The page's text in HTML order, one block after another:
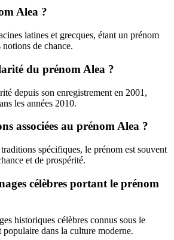
Alea ?
latines et grecques, étant un prénom
de chance.
du prénom Alea ?
depuis son enregistrement en 2001,
les années 2010.
associées au prénom Alea ?
spécifiques, le prénom est souvent
et de prospérité.
célèbres portant le prénom
historiques célèbres connus sous le
dans la culture moderne.